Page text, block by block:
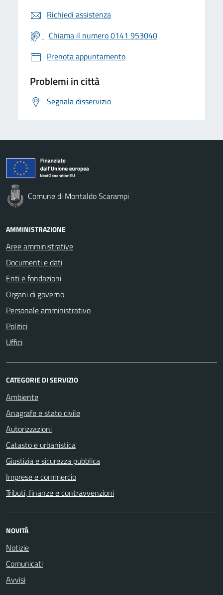
Richiedi assistenza
Chiama il numero 0141 953040
Prenota appuntamento
Problemi in città
Segnala disservizio
Comune di Montaldo Scarampi
AMMINISTRAZIONE
Aree amministrative
Documenti e dati
Enti e fondazioni
Organi di governo
Personale amministrativo
Politici
Uffici
CATEGORIE DI SERVIZIO
Ambiente
Anagrafe e stato civile
Autorizzazioni
Catasto e urbanistica
Giustizia e sicurezza pubblica
Imprese e commercio
Tributi, finanze e contravvenzioni
NOVITÀ
Notizie
Comunicati
Avvisi